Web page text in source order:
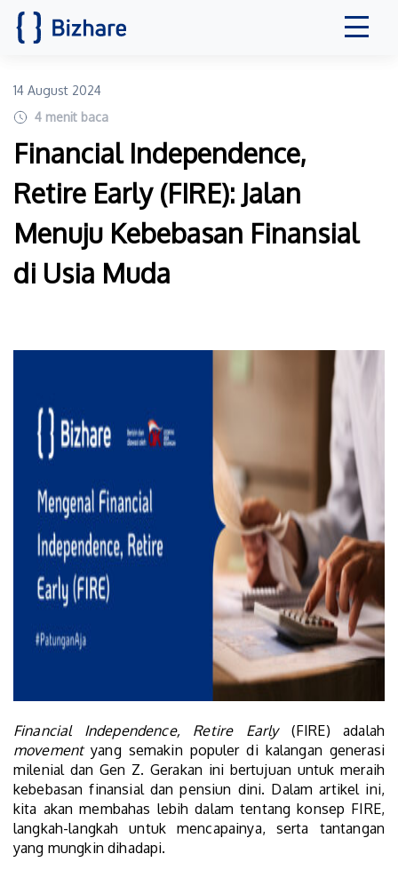
14 August 2024
4 menit baca
Financial Independence,
Retire Early (FIRE): Jalan
Menuju Kebebasan Finansial
di Usia Muda
Financial Independence, Retire Early(FIRE) adalah
movementyang semakin populer di kalangan generasi
milenial dan Gen Z. Gerakan ini bertujuan untuk meraih
kebebasan finansial dan pensiun dini. Dalam artikel ini,
kita akan membahas lebih dalam tentang konsep FIRE,
langkah-langkah untuk mencapainya, serta tantangan
yang mungkin dihadapi.